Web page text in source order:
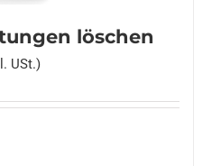
löschen
USt.)